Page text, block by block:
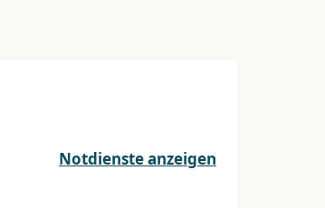
Notdienste anzeigen